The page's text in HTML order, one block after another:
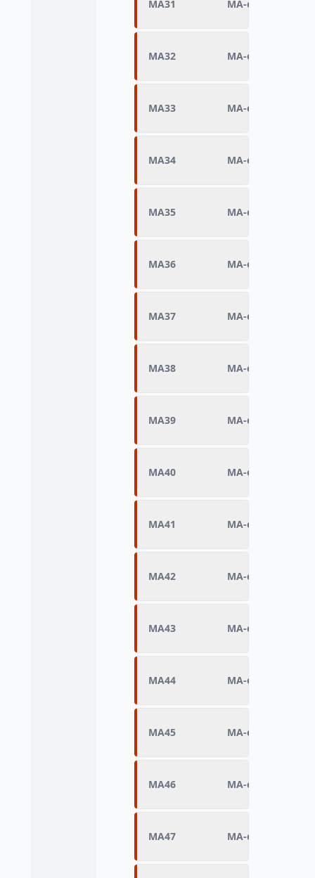
MA31 MA-écriture Q3
MA32 MA-écriture Q4
MA33 MA-écriture Q5
MA34 MA-écriture Q6
MA35 MA-écriture Q7
MA36 MA-écriture Q8
MA37 MA-écriture Q9
MA38 MA-écriture Q10
MA39 MA-écriture Q11
MA40 MA-écriture Q12
MA41 MA-écriture Q13
MA42 MA-écriture Q14
MA43 MA-écriture Q15
MA44 MA-écriture Q16
MA45 MA-écriture Q17
MA46 MA-écriture Q18
MA47 MA-écriture Q19